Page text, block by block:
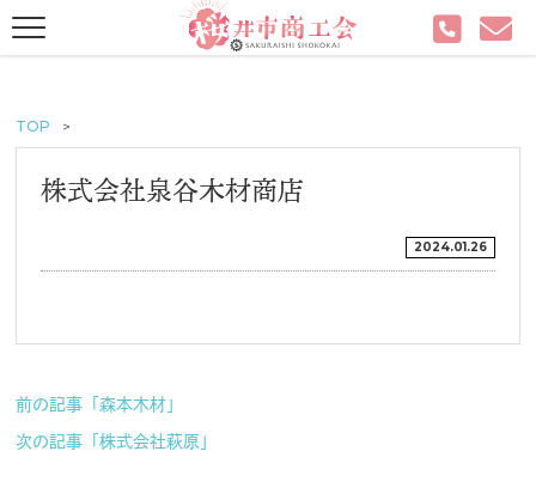
TOP
株式会社泉谷木材商店
2024.01.26
前の記事「森本木材」
次の記事「株式会社萩原」